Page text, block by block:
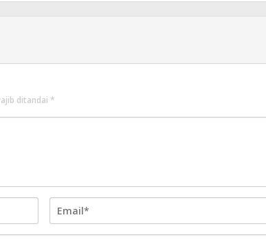
ditandai *